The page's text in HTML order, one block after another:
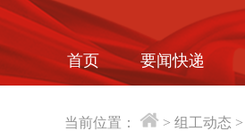
首页 要闻快递
当前位置： > 组工动态 >